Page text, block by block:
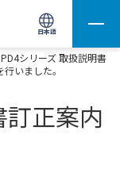
日本語
サイト内検索(Enterで実行)
シリーズ 取扱説明書
いました。
正案内